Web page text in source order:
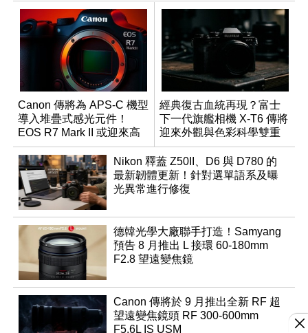
Canon 傳將為 APS-C 機型
導入堆疊式感光元件！
EOS R7 Mark II 或迎來高
速讀出升級
經典復古血統再現？富士
下一代旗艦相機 X-T6 傳將
迎來外觀與色彩科學雙重
優化
Nikon 釋蓋 Z50II、D6 與 D780 的
最新韌體更新！針對選單語系及曝
光異常進行修復
德韓光學大廠聯手打造！Samyang
預告 8 月推出 L 接環 60-180mm
F2.8 望遠變焦鏡
Canon 傳將於 9 月推出全新 RF 超
望遠變焦鏡頭 RF 300-600mm
F5.6L IS USM